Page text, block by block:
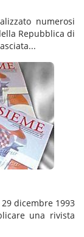
numerosi
Repubblica di
29 dicembre 1993
una rivista